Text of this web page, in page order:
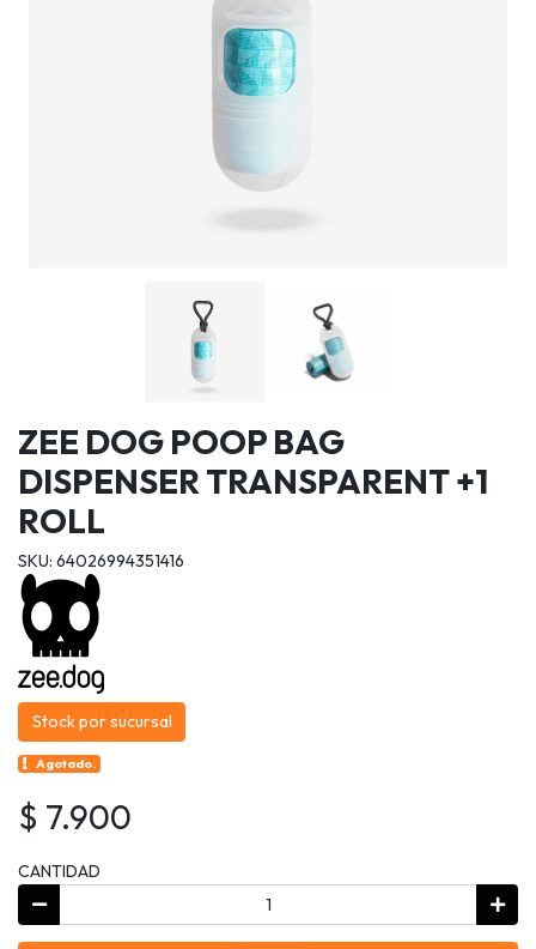
ZEE DOG POOP BAG
DISPENSER TRANSPARENT +1
ROLL
SKU: 64026994351416
Stock por sucursal
Agotado.
$ 7.900
CANTIDAD